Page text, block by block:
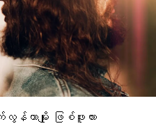
န်တာမျိုး ဖြစ်ဖူးလား